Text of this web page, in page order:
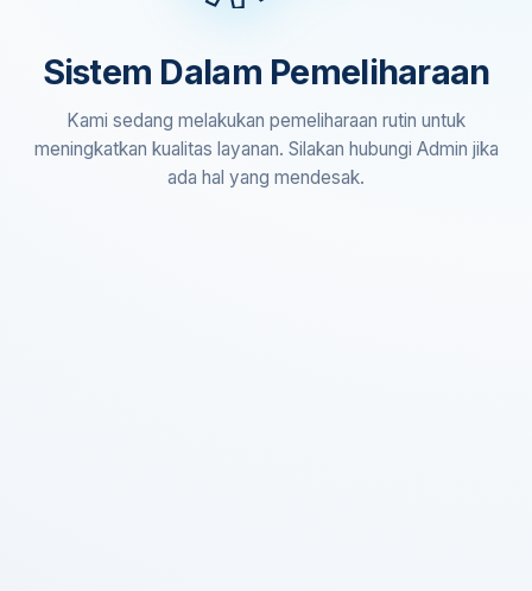
Sistem Dalam Pemeliharaan
Kami sedang melakukan pemeliharaan rutin untuk
meningkatkan kualitas layanan. Silakan hubungi Admin jika
ada hal yang mendesak.